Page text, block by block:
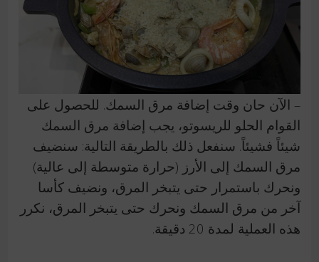
– الآن حان وقت إضافة مرق السمك. للحصول على
القوام الحلو للريسوتو، يجب إضافة مرق السمك
شيئاً فشيئاً. سنفعل ذلك بالطريقة التالية: سنضيف
مرق السمك إلى الأرز (حرارة متوسطة إلى عالية)
ونحرك باستمرار حتى يتبخر المرق، ونضيف كأسا
آخر من مرق السمك ونحرك حتى يتبخر المرق، نكرر
هذه العملية لمدة 20 دقيقة.